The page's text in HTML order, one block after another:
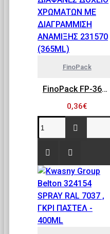
FinoPack
FinoPack FP-365 ΔΙΑΦΑΝΕΣ ΔΟΧΕΙΟ ΧΡΩΜΑΤΩΝ ΜΕ ΔΙΑΓΡΑΜΜΙΣΗ ΑΝΑΜΙΞΗΣ 231570 (365ML)
0,36€